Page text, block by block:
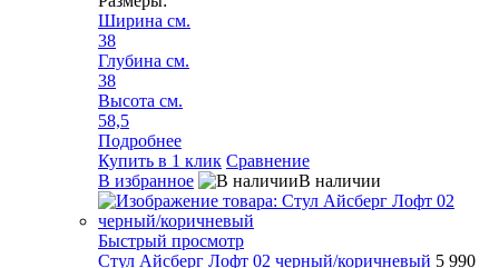
Ширина см.
38
Глубина см.
38
Высота см.
58,5
Подробнее
Купить в 1 клик Сравнение
В избранное
В наличии
Быстрый просмотр
Стул Айсберг Лофт 02 черный/коричневый 5 990